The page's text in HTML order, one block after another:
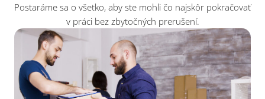
Postaráme sa o všetko, aby ste mohli čo najskôr pokračovať
v práci bez zbytočných prerušení.​